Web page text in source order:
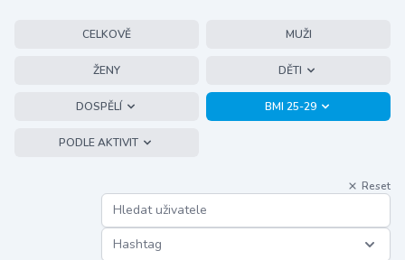
CELKOVĚ MUŽI
ŽENY DĚTI
DOSPĚLÍ BMI 25-29
PODLE AKTIVIT
Reset
Hashtag